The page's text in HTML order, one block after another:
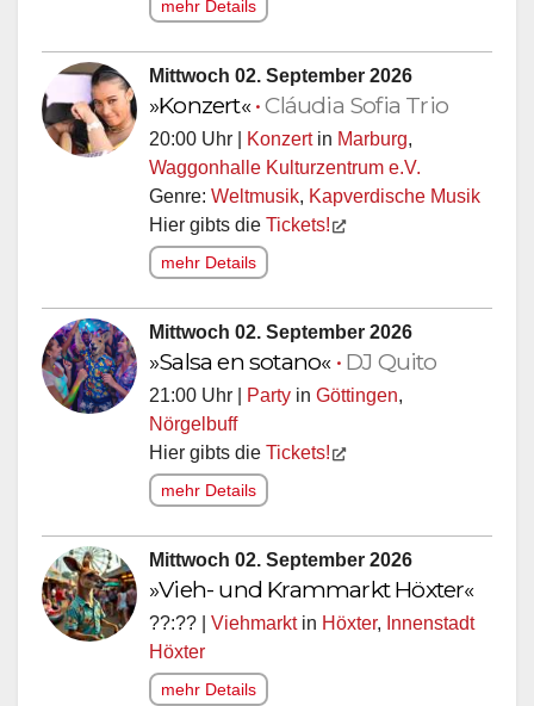
mehr Details
Mittwoch 02. September 2026
»Konzert«•Cláudia Sofia Trio
20:00 Uhr | Konzertin Marburg,
Waggonhalle Kulturzentrum e.V.
Genre: Weltmusik, Kapverdische Musik
Hier gibts die Tickets!
mehr Details
Mittwoch 02. September 2026
»Salsa en sotano« • DJ Quito
21:00 Uhr | Party in Göttingen,
Nörgelbuff
Hier gibts die Tickets!
mehr Details
Mittwoch 02. September 2026
»Vieh- und Krammarkt Höxter«
??:?? | Viehmarktin Höxter, Innenstadt
Höxter
mehr Details